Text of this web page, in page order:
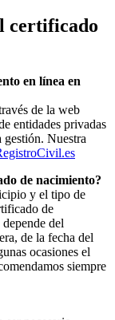
certificado
en línea en
de la web
entidades privadas
gestión. Nuestra
de nacimiento?
y el tipo de
de
del
de la fecha del
ocasiones el
siempre